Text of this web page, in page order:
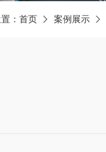
： 首页 案例展示